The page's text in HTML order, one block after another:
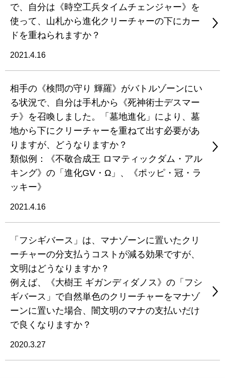
で、自分は《時空工兵タイムチェンジャー》を
使って、山札から進化クリーチャーの下にカー
ドを重ねられますか？
2021.4.16
相手の《検問の守り 輝羅》がバトルゾーンにい
る状況で、自分は手札から《死神術士デスマー
チ》を召喚しました。「墓地進化」により、墓
地から下にクリーチャーを重ねて出す必要があ
りますが、どうなりますか？
類似例：《不敬合成王 ロマティックダム・アル
キング》の「進化GV・Ω」、《ポッピ・冠・ラ
ッキー》
2021.4.16
「フシギバース」は、マナゾーンに置いたクリ
ーチャーの分支払うコストが減る効果ですが、
文明はどうなりますか？
例えば、《大樹王 ギガンディダノス》の「フシ
ギバース」で自然単色のクリーチャーをマナゾ
ーンに置いた場合、闇文明のマナの支払いだけ
で良くなりますか？
2020.3.27